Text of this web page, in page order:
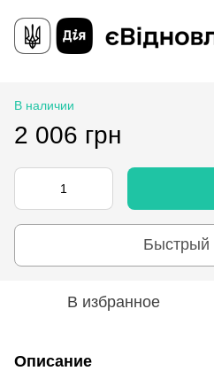
В наличии
2 006 грн
Быстрый
В избранное
Описание